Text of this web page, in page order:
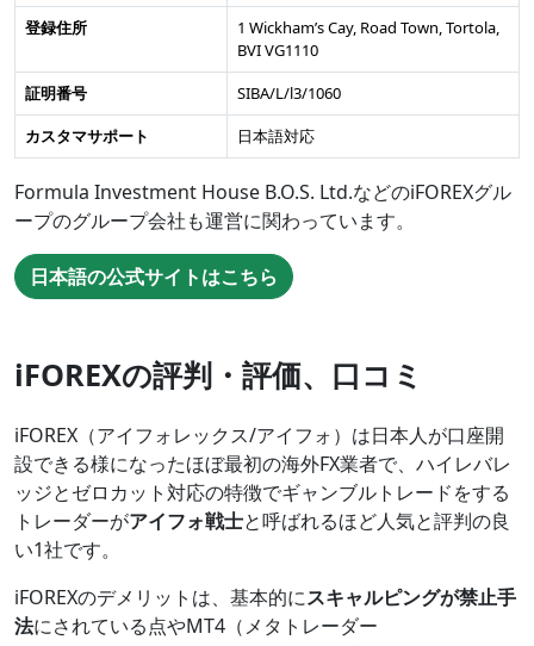
登録住所
1 Wickham’s Cay, Road Town, Tortola,
BVI VG1110
証明番号
SIBA/L/l3/1060
カスタマサポート
日本語対応
Formula Investment House B.O.S. Ltd.などのiFOREXグル
ープのグループ会社も運営に関わっています。
日本語の公式サイトはこちら
iFOREXの評判・評価、口コミ
iFOREX（アイフォレックス/アイフォ）は日本人が口座開
設できる様になったほぼ最初の海外FX業者で、ハイレバレ
ッジとゼロカット対応の特徴でギャンブルトレードをする
トレーダーがアイフォ戦士と呼ばれるほど人気と評判の良
い1社です。
iFOREXのデメリットは、基本的にスキャルピングが禁止手
法にされている点やMT4（メタトレーダー